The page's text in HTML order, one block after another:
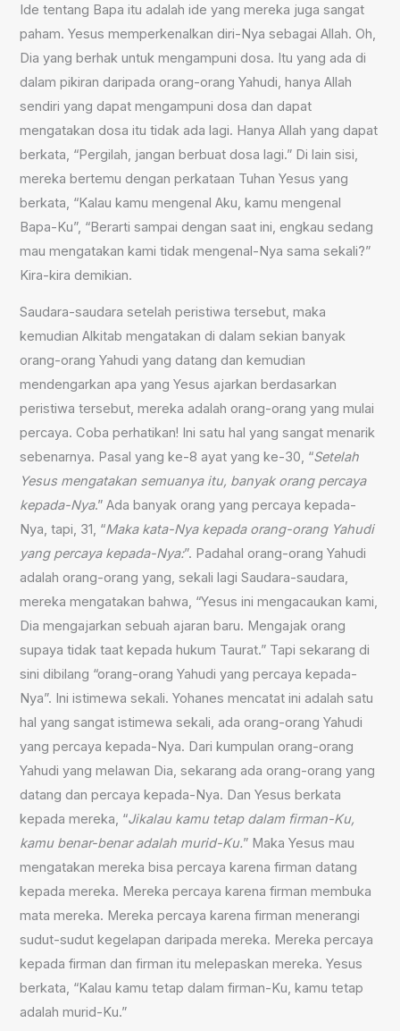
Ide tentang Bapa itu adalah ide yang mereka juga sangat
paham. Yesus memperkenalkan diri-Nya sebagai Allah. Oh,
Dia yang berhak untuk mengampuni dosa. Itu yang ada di
dalam pikiran daripada orang-orang Yahudi, hanya Allah
sendiri yang dapat mengampuni dosa dan dapat
mengatakan dosa itu tidak ada lagi. Hanya Allah yang dapat
berkata, “Pergilah, jangan berbuat dosa lagi.” Di lain sisi,
mereka bertemu dengan perkataan Tuhan Yesus yang
berkata, “Kalau kamu mengenal Aku, kamu mengenal
Bapa-Ku”, “Berarti sampai dengan saat ini, engkau sedang
mau mengatakan kami tidak mengenal-Nya sama sekali?”
Kira-kira demikian.
Saudara-saudara setelah peristiwa tersebut, maka
kemudian Alkitab mengatakan di dalam sekian banyak
orang-orang Yahudi yang datang dan kemudian
mendengarkan apa yang Yesus ajarkan berdasarkan
peristiwa tersebut, mereka adalah orang-orang yang mulai
percaya. Coba perhatikan! Ini satu hal yang sangat menarik
sebenarnya. Pasal yang ke-8 ayat yang ke-30, “Setelah
Yesus mengatakan semuanya itu, banyak orang percaya
kepada-Nya.” Ada banyak orang yang percaya kepada-
Nya, tapi, 31, “Maka kata-Nya kepada orang-orang Yahudi
yang percaya kepada-Nya:”. Padahal orang-orang Yahudi
adalah orang-orang yang, sekali lagi Saudara-saudara,
mereka mengatakan bahwa, “Yesus ini mengacaukan kami,
Dia mengajarkan sebuah ajaran baru. Mengajak orang
supaya tidak taat kepada hukum Taurat.” Tapi sekarang di
sini dibilang “orang-orang Yahudi yang percaya kepada-
Nya”. Ini istimewa sekali. Yohanes mencatat ini adalah satu
hal yang sangat istimewa sekali, ada orang-orang Yahudi
yang percaya kepada-Nya. Dari kumpulan orang-orang
Yahudi yang melawan Dia, sekarang ada orang-orang yang
datang dan percaya kepada-Nya. Dan Yesus berkata
kepada mereka, “Jikalau kamu tetap dalam firman-Ku,
kamu benar-benar adalah murid-Ku.” Maka Yesus mau
mengatakan mereka bisa percaya karena firman datang
kepada mereka. Mereka percaya karena firman membuka
mata mereka. Mereka percaya karena firman menerangi
sudut-sudut kegelapan daripada mereka. Mereka percaya
kepada firman dan firman itu melepaskan mereka. Yesus
berkata, “Kalau kamu tetap dalam firman-Ku, kamu tetap
adalah murid-Ku.”